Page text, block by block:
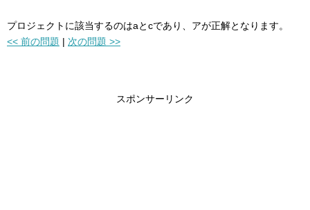
プロジェクトに該当するのはaとcであり、アが正解となります。
<< 前の問題 | 次の問題 >>
スポンサーリンク